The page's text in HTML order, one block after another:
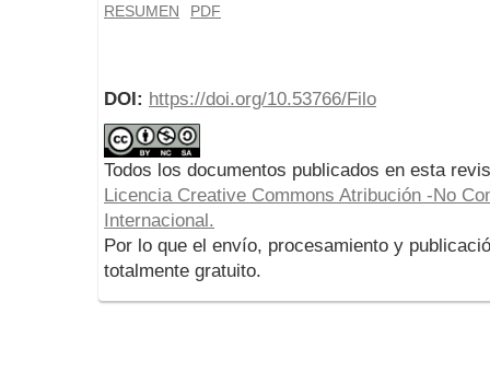
RESUMEN PDF
DOI: https://doi.org/10.53766/Filo
Todos los documentos publicados en esta
Licencia Creative Commons Atribución -No
Internacional.
Por lo que el envío, procesamiento y
totalmente gratuito.